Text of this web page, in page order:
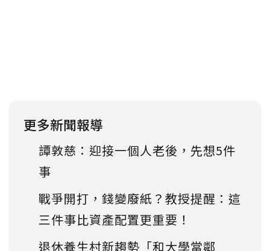
更多新聞報導
譚敦慈：迎接一個人老後，先想5件
事
戰爭開打，錢變廢紙？教授提醒：這
三件事比資產配置更重要！
退休養生村新趨勢「和大學當鄰